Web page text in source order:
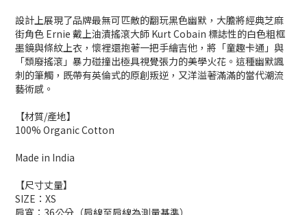
設計上展現了品牌最無可匹敵的翻玩黑色幽默，大膽將經典芝麻
街角色 Ernie 戴上油漬搖滾大師 Kurt Cobain 標誌性的白色粗框
墨鏡與條紋上衣，懷裡還抱著一把手繪吉他，將「童趣卡通」與
「頹廢搖滾」暴力碰撞出極具視覺張力的美學火花。這種幽默諷
刺的筆觸，既帶有英倫式的原創叛逆，又洋溢著滿滿的當代潮流
藝術感。
【材質/產地】
100% Organic Cotton
Made in India
【尺寸丈量】
SIZE：XS
肩寬：36公分（肩線至肩線為測量基準）